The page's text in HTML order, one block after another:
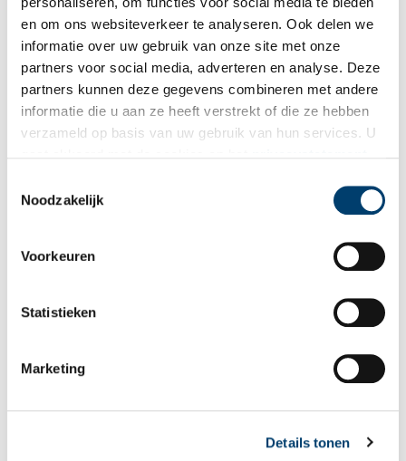
en om ons websiteverkeer te analyseren. Ook delen we
informatie over uw gebruik van onze site met onze
partners voor social media, adverteren en analyse. Deze
partners kunnen deze gegevens combineren met andere
informatie die u aan ze heeft verstrekt of die ze hebben
verzameld op basis van uw gebruik van hun services. U
Noodzakelijk
Voorkeuren
Statistieken
Marketing
Details tonen
Bekijk meer video's